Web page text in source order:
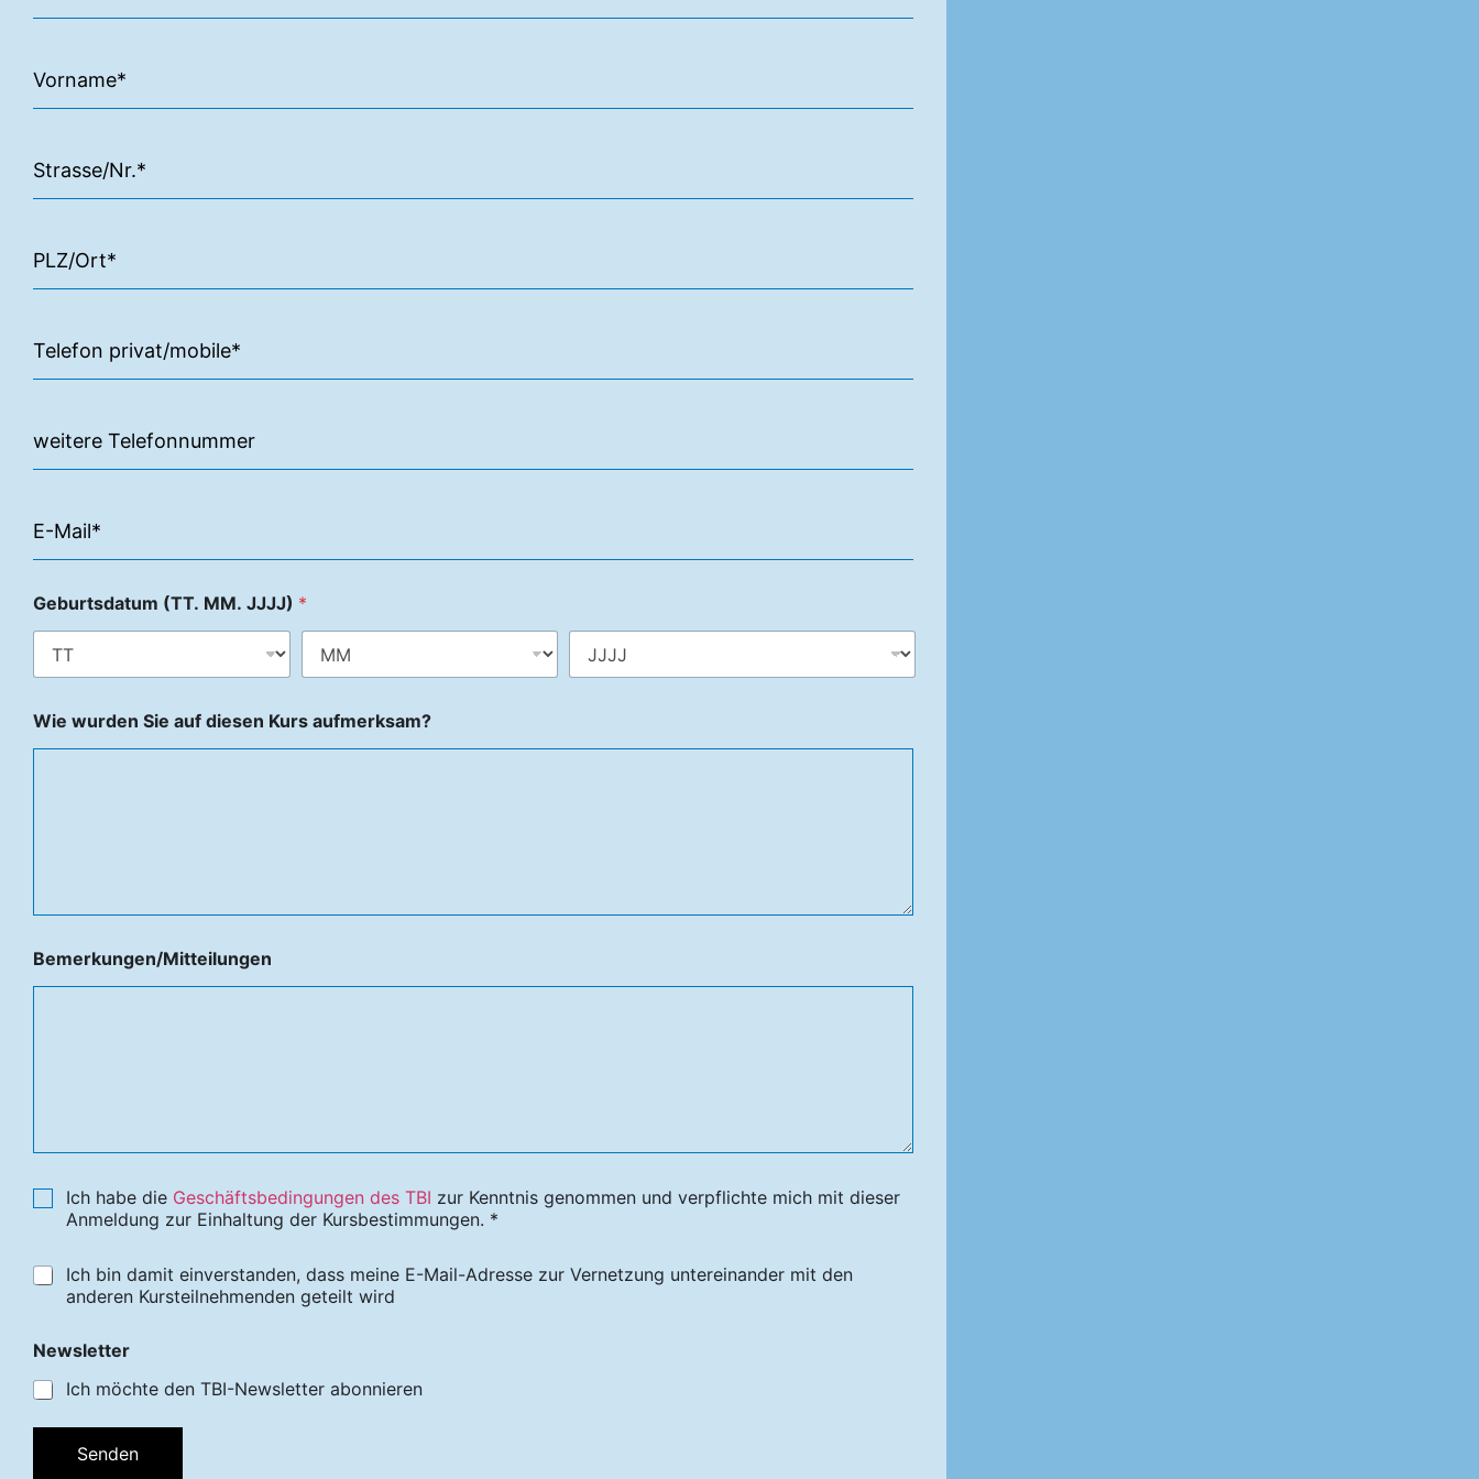
Geburtsdatum (TT. MM. JJJJ) *
Wie wurden Sie auf diesen Kurs aufmerksam?
Bemerkungen/Mitteilungen
Ich habe die Geschäftsbedingungen des TBI zur Kenntnis genommen und verpflichte mich mit dieser
Anmeldung zur Einhaltung der Kursbestimmungen. *
Ich bin damit einverstanden, dass meine E-Mail-Adresse zur Vernetzung untereinander mit den
anderen Kursteilnehmenden geteilt wird
Newsletter
Ich möchte den TBI-Newsletter abonnieren
Senden